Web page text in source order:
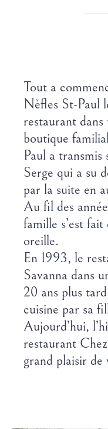
Tout a
Nèfles St-Paul
restaurant
boutique
Paul a
Serge qui a su
par la suite en
Au fil des
famille s’est
oreille.
En 1993, le
Savanna dans
20 ans plus
cuisine par sa
Aujourd’hui,
restaurant
grand plaisir de